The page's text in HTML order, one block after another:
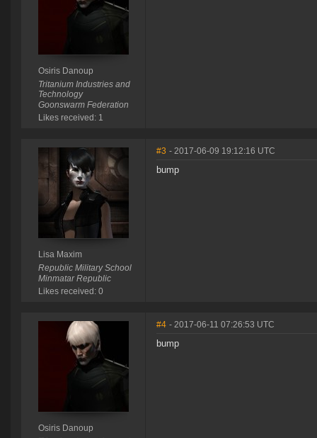
Osiris Danoup
Tritanium Industries and
Technology
Goonswarm Federation
Likes received: 1
Lisa Maxim
Republic Military School
Minmatar Republic
Likes received: 0
#3 - 2017-06-09 19:12:16 UTC
bump
Osiris Danoup
#4 - 2017-06-11 07:26:53 UTC
bump